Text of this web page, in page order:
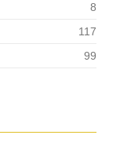
8
117
99